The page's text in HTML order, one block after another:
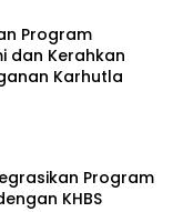
Program
dan Kerahkan
Karhutla
Program
KHBS